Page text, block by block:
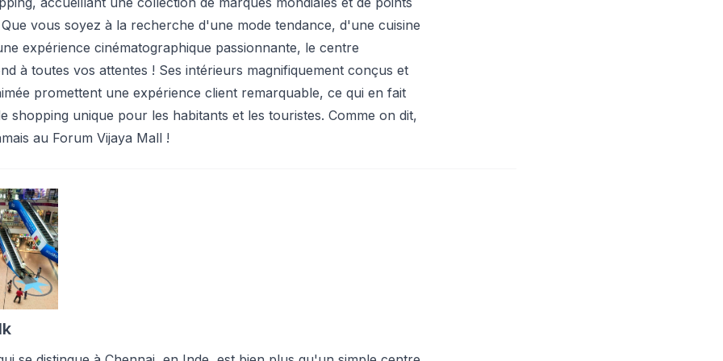
vous soyez à la recherche d'une mode tendance, d'une cuisine
expérience cinématographique passionnante, le centre
à toutes vos attentes ! Ses intérieurs magnifiquement conçus et
promettent une expérience client remarquable, ce qui en fait
shopping unique pour les habitants et les touristes. Comme on dit,
au Forum Vijaya Mall !